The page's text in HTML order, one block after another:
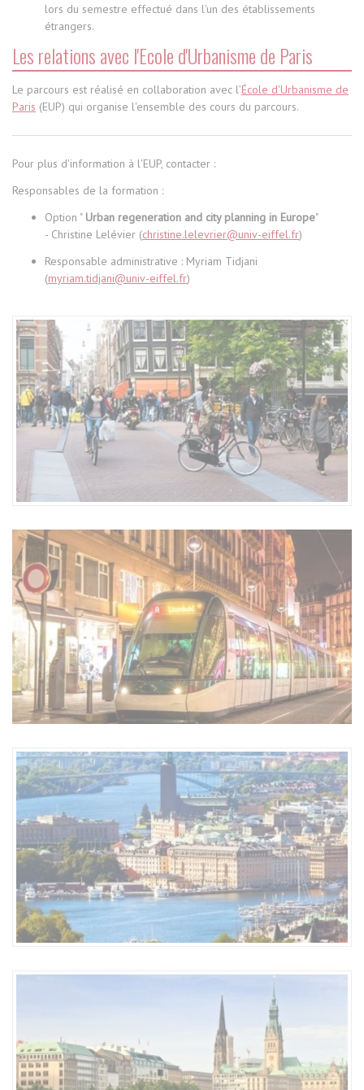
lors du semestre effectué dans l'un des établissements
étrangers.
Les relations avec l'Ecole d'Urbanisme de Paris
Le parcours est réalisé en collaboration avec l’École d'Urbanisme de
Paris (EUP) qui organise l'ensemble des cours du parcours.
Pour plus d'information à l'EUP, contacter :
Responsables de la formation :
Option " Urban regeneration and city planning in Europe"
- Christine Lelévier (christine.lelevrier@univ-eiffel.fr)
Responsable administrative : Myriam Tidjani
(myriam.tidjani@univ-eiffel.fr)